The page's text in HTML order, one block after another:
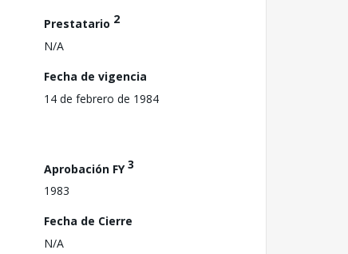
Prestatario 2
N/A
Fecha de vigencia
14 de febrero de 1984
Aprobación FY3
1983
Fecha de Cierre
N/A